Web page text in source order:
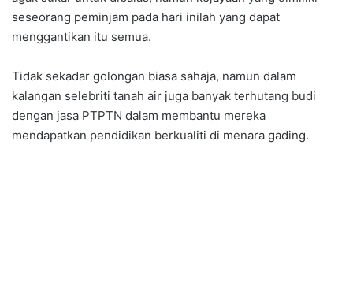
seseorang peminjam pada hari inilah yang dapat
menggantikan itu semua.
Tidak sekadar golongan biasa sahaja, namun dalam
kalangan selebriti tanah air juga banyak terhutang budi
dengan jasa PTPTN dalam membantu mereka
mendapatkan pendidikan berkualiti di menara gading.